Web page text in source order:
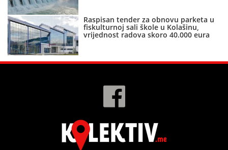
Raspisan tender za obnovu parketa u
fiskulturnoj sali škole u Kolašinu,
vrijednost radova skoro 40.000 eura